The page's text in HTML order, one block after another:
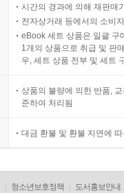
시간의 경과에 의해 재판매
전자상거래 등에서의 소비
eBook 세트 상품은 일괄 구
1개의 상품으로 취급 및 판
우, 세트 상품 전부 및 세트
상품의 불량에 의한 반품,
준하여 처리됨
대금 환불 및 환불 지연에
청소년보호정책 도서홍보안내